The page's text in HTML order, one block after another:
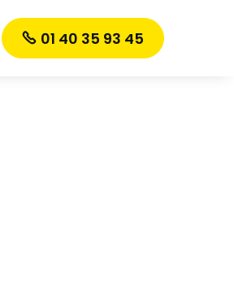
 01 40 35 93 45